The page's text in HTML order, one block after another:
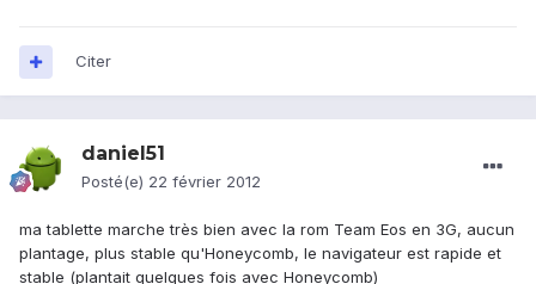
Citer
daniel51
Posté(e) 22 février 2012
ma tablette marche très bien avec la rom Team Eos en 3G, aucun
plantage, plus stable qu'Honeycomb, le navigateur est rapide et
stable (plantait quelques fois avec Honeycomb)